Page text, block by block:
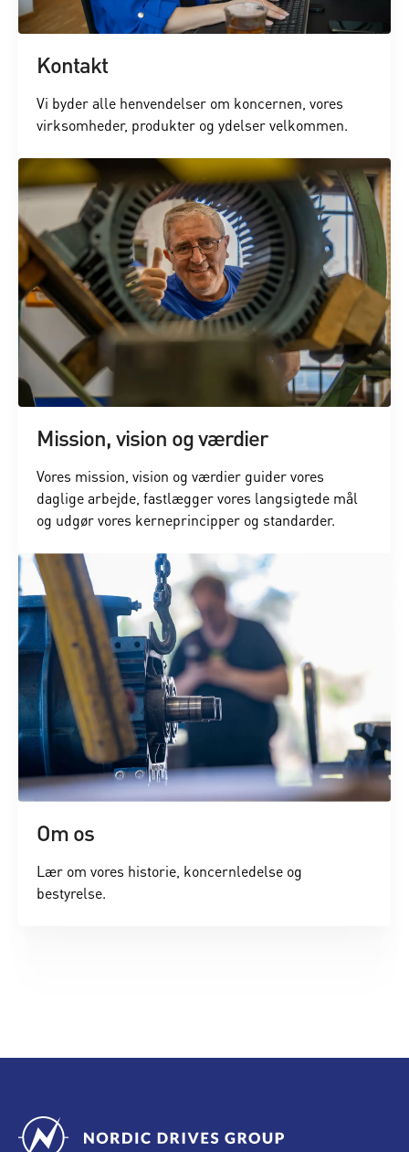
Kontakt
Vi byder alle henvendelser om koncernen, vores
virksomheder, produkter og ydelser velkommen.
Mission, vision og værdier
Vores mission, vision og værdier guider vores
daglige arbejde, fastlægger vores langsigtede mål
og udgør vores kerneprincipper og standarder.
Om os
Lær om vores historie, koncernledelse og
bestyrelse.